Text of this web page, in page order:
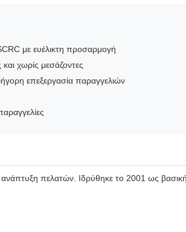
με ευέλικτη προσαρμογή
χωρίς μεσάζοντες
επεξεργασία παραγγελιών
πελατών. Ιδρύθηκε το 2001 ως